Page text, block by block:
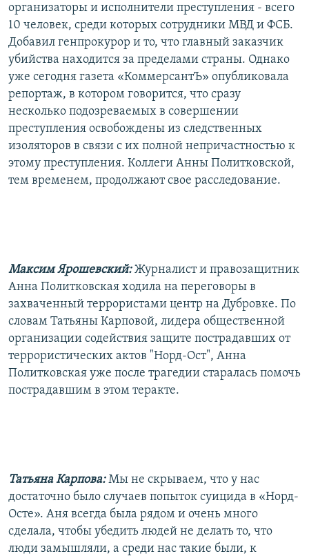
организаторы и исполнители преступления - всего
10 человек, среди которых сотрудники МВД и ФСБ.
Добавил генпрокурор и то, что главный заказчик
убийства находится за пределами страны. Однако
уже сегодня газета «КоммерсантЪ» опубликовала
репортаж, в котором говорится, что сразу
несколько подозреваемых в совершении
преступления освобождены из следственных
изоляторов в связи с их полной непричастностью к
этому преступления. Коллеги Анны Политковской,
тем временем, продолжают свое расследование.
Максим Ярошевский: Журналист и правозащитник
Анна Политковская ходила на переговоры в
захваченный террористами центр на Дубровке. По
словам Татьяны Карповой, лидера общественной
организации содействия защите пострадавших от
террористических актов "Норд-Ост", Анна
Политковская уже после трагедии старалась помочь
пострадавшим в этом теракте.
Татьяна Карпова: Мы не скрываем, что у нас
достаточно было случаев попыток суицида в «Норд-
Осте». Аня всегда была рядом и очень много
сделала, чтобы убедить людей не делать то, что
люди замышляли, а среди нас такие были, к